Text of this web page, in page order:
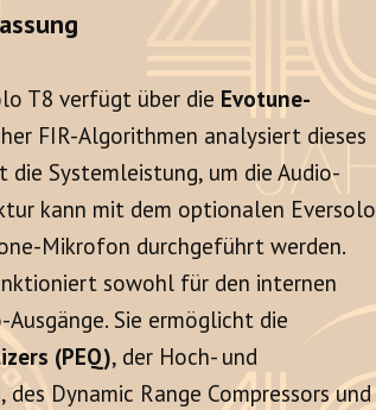
T8 verfügt über die Evotune-
FIR-Algorithmen analysiert dieses
Systemleistung, um die Audio-
kann mit dem optionalen Eversolo
Mikrofon durchgeführt werden.
sowohl für den internen
Sie ermöglicht die
(PEQ), der Hoch- und
Dynamic Range Compressors und